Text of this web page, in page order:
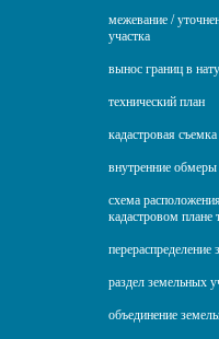
межевание /
участка
вынос границ в
технический план
кадастровая съемка
внутренние обмеры
схема
кадастровом плане
перераспределение
раздел земельных
объединение